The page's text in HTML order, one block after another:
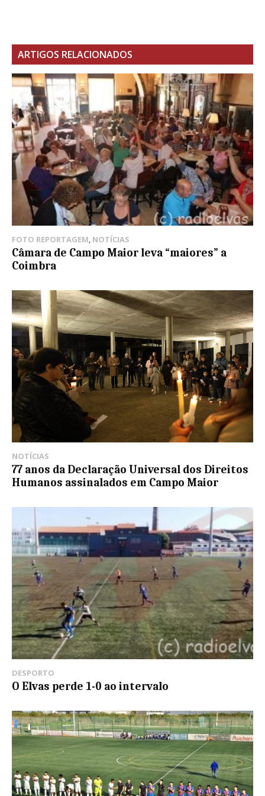
ARTIGOS RELACIONADOS
FOTO REPORTAGEM, NOTÍCIAS
Câmara de Campo Maior leva “maiores” a
Coimbra
NOTÍCIAS
77 anos da Declaração Universal dos Direitos
Humanos assinalados em Campo Maior
DESPORTO
O Elvas perde 1-0 ao intervalo